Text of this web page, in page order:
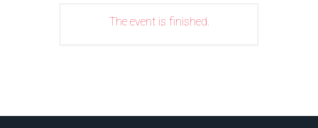
The event is finished.